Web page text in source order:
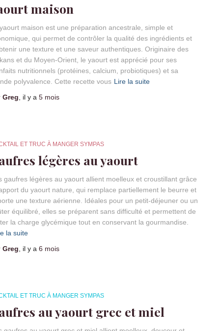
maison
maison est une préparation ancestrale, simple et
qui permet de contrôler la qualité des ingrédients et
une texture et une saveur authentiques. Originaire des
et du Moyen-Orient, le yaourt est apprécié pour ses
nutritionnels (protéines, calcium, probiotiques) et sa
polyvalence. Cette recette vous Lire la suite
Greg , il y a 5 mois
ET TRUC À MANGER SYMPAS
légères au yaourt
gaufres légères au yaourt allient moelleux et croustillant grâce
du yaourt nature, qui remplace partiellement le beurre et
une texture aérienne. Idéales pour un petit-déjeuner ou un
équilibré, elles se préparent sans difficulté et permettent de
la charge glycémique tout en conservant la gourmandise.
la suite
Greg , il y a 6 mois
ET TRUC À MANGER SYMPAS
au yaourt grec et miel